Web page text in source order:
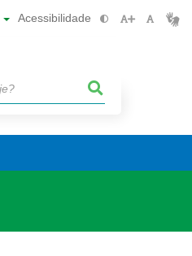
Acessibilidade